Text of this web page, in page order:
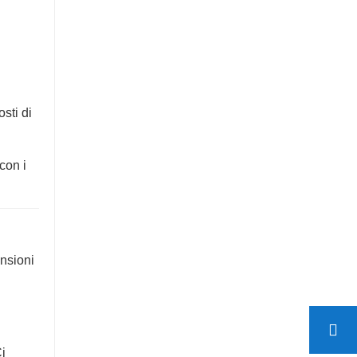
di
i